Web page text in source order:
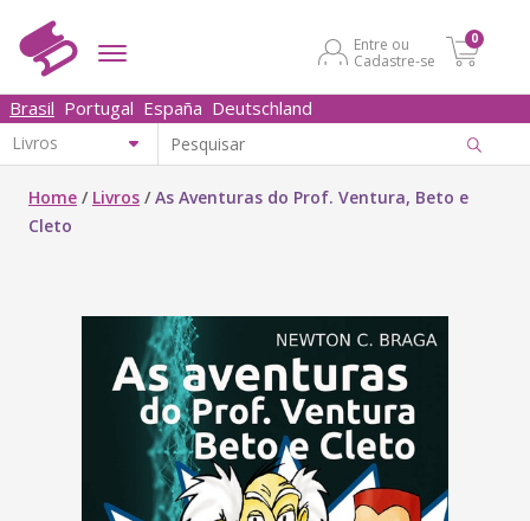
Entre ou
Cadastre-se
0
Brasil Portugal España Deutschland
Home / Livros /As Aventuras do Prof. Ventura, Beto e
Cleto